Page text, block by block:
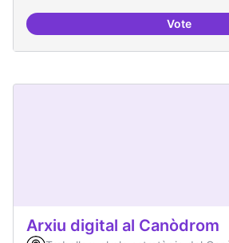
VoteArtistes i
Arxiu digital al Canòdrom